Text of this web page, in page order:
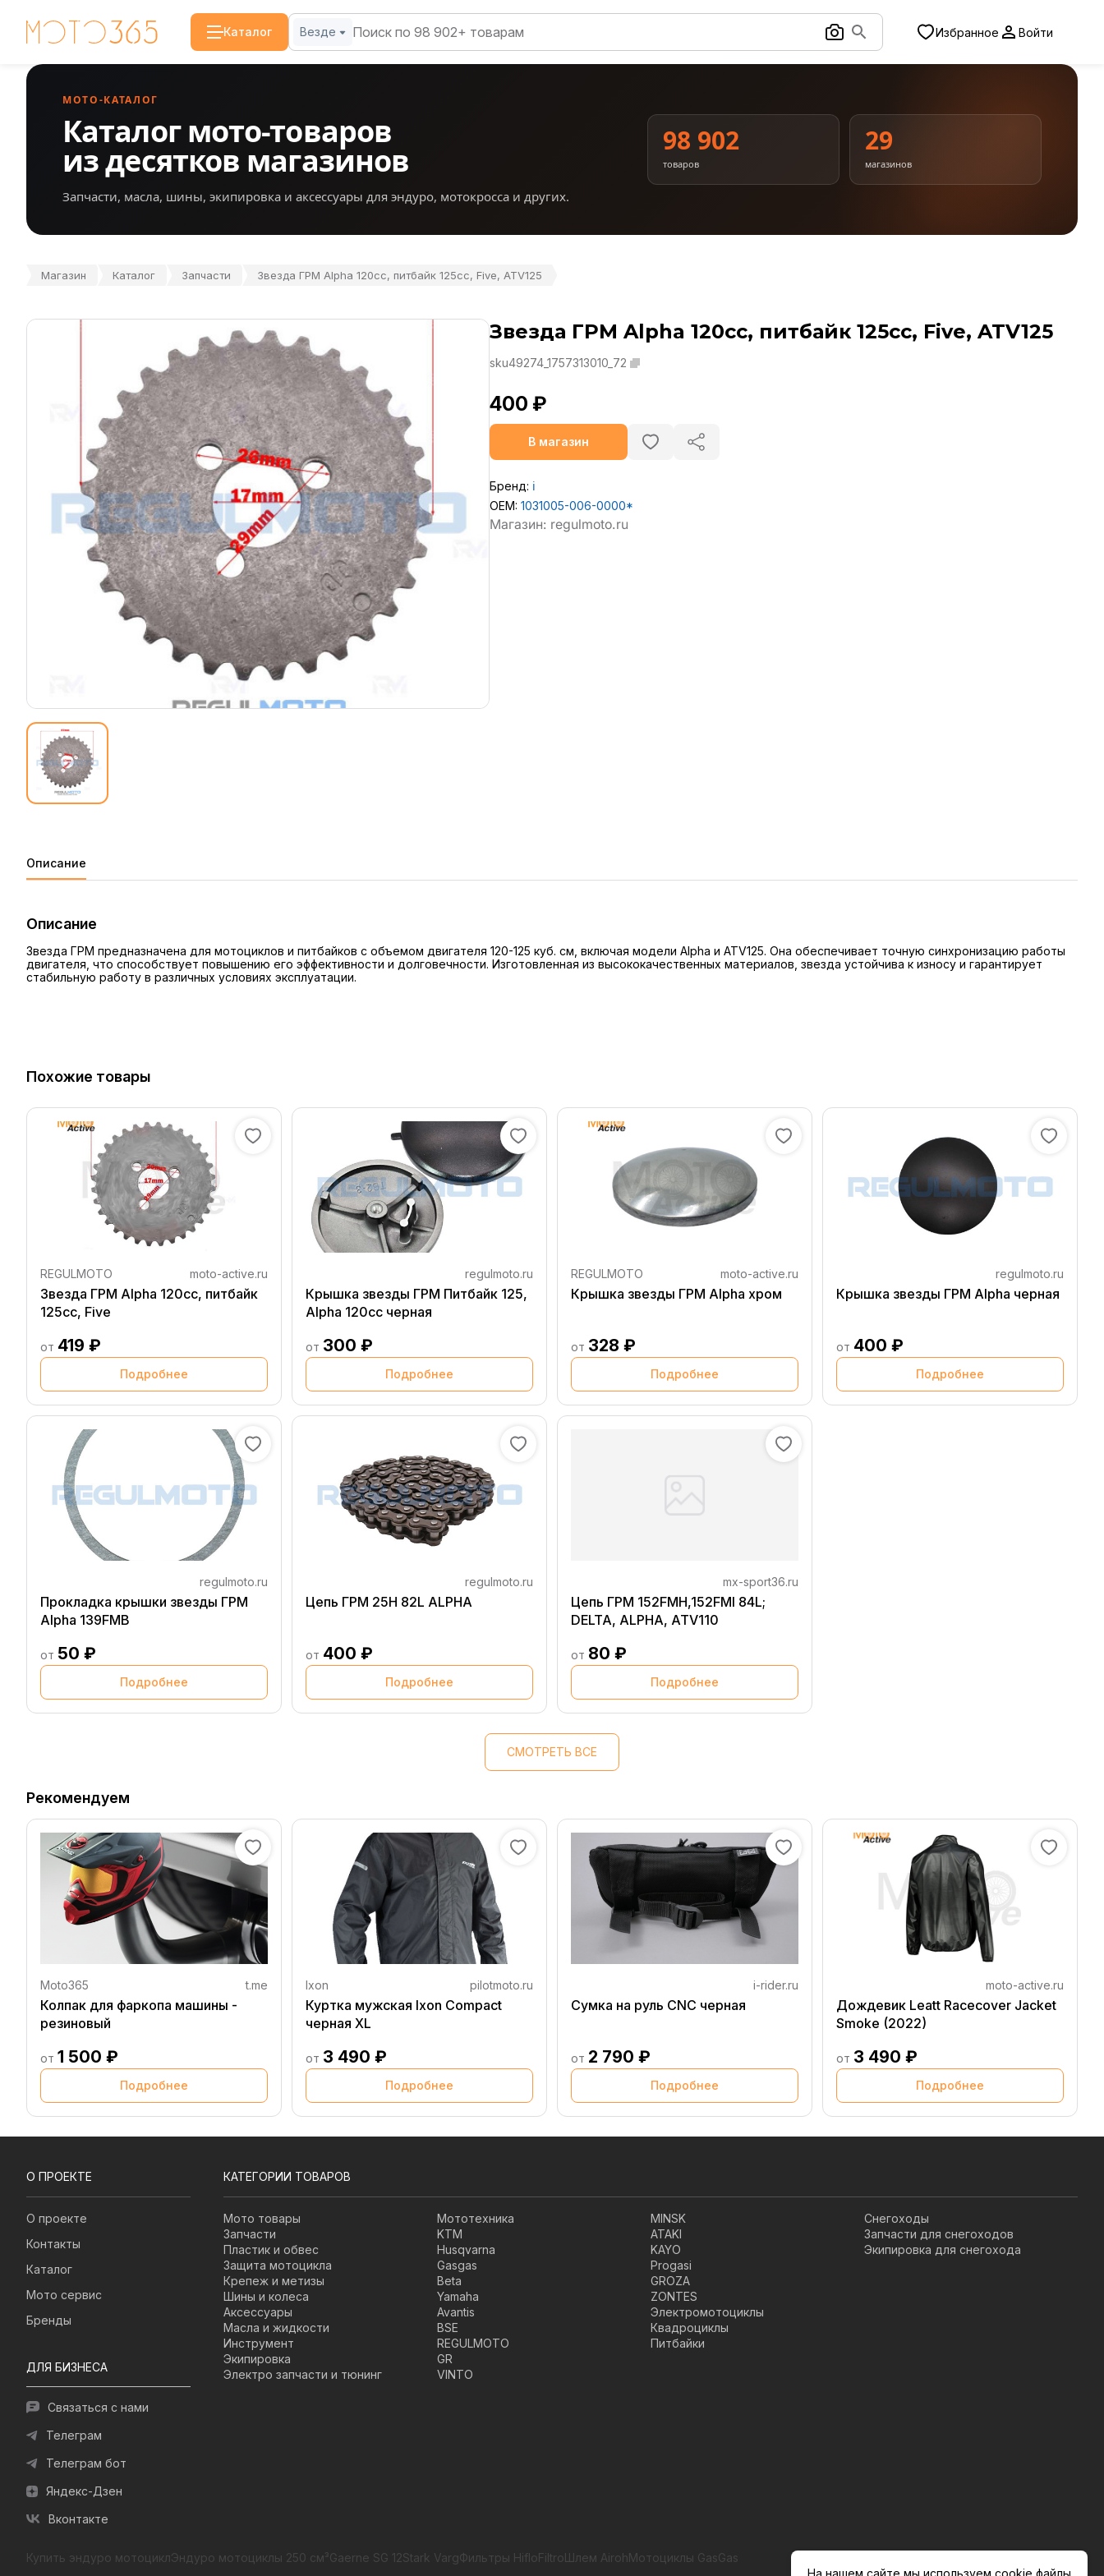
Каталог Везде Избранное Войти
МОТО-КАТАЛОГ
Каталог мото-товаров
из десятков магазинов
Запчасти, масла, шины, экипировка и аксессуары для эндуро, мотокросса и других.
98 902
товаров
29
магазинов
Магазин Каталог Запчасти Звезда ГРМ Alpha 120сс, питбайк 125сс, Five, ATV125
Звезда ГРМ Alpha 120сс, питбайк 125сс, Five, ATV125
sku49274_1757313010_72
400 ₽
В магазин
Бренд: ℹ️
OEM: 1031005-006-0000*
Описание
Описание
Звезда ГРМ предназначена для мотоциклов и питбайков с объемом двигателя 120-125 куб. см, включая модели Alpha и ATV125. Она обеспечивает точную синхронизацию работы
двигателя, что способствует повышению его эффективности и долговечности. Изготовленная из высококачественных материалов, звезда устойчива к износу и гарантирует
стабильную работу в различных условиях эксплуатации.
Похожие товары
REGULMOTO moto-active.ru
Звезда ГРМ Alpha 120сс, питбайк
125сс, Five
от 419 ₽
Подробнее
regulmoto.ru
Крышка звезды ГРМ Питбайк 125,
Alpha 120сс черная
от 300 ₽
Подробнее
REGULMOTO moto-active.ru
Крышка звезды ГРМ Alpha хром
от 328 ₽
Подробнее
regulmoto.ru
Крышка звезды ГРМ Alpha черная
от 400 ₽
Подробнее
regulmoto.ru
Прокладка крышки звезды ГРМ
Alpha 139FMB
от 50 ₽
Подробнее
regulmoto.ru
Цепь ГРМ 25H 82L ALPHA
от 400 ₽
Подробнее
mx-sport36.ru
Цепь ГРМ 152FMH,152FMI 84L;
DELTA, ALPHA, ATV110
от 80 ₽
Подробнее
СМОТРЕТЬ ВСЕ
Рекомендуем
Moto365 t.me
Колпак для фаркопа машины -
резиновый
от 1 500 ₽
Подробнее
Ixon pilotmoto.ru
Куртка мужская Ixon Compact
черная XL
от 3 490 ₽
Подробнее
i-rider.ru
Сумка на руль CNC черная
от 2 790 ₽
Подробнее
moto-active.ru
Дождевик Leatt Racecover Jacket
Smoke (2022)
от 3 490 ₽
Подробнее
О ПРОЕКТЕ
О проекте
Контакты
Каталог
Мото сервис
Бренды
ДЛЯ БИЗНЕСА
Связаться с нами
Телеграм
Телеграм бот
Яндекс-Дзен
Вконтакте
КАТЕГОРИИ ТОВАРОВ
Мото товары
Запчасти
Пластик и обвес
Защита мотоцикла
Крепеж и метизы
Шины и колеса
Аксессуары
Масла и жидкости
Инструмент
Экипировка
Электро запчасти и тюнинг
Мототехника
KTM
Husqvarna
Gasgas
Beta
Yamaha
Avantis
BSE
REGULMOTO
GR
VINTO
MINSK
ATAKI
KAYO
Progasi
GROZA
ZONTES
Электромотоциклы
Квадроциклы
Питбайки
Снегоходы
Запчасти для снегоходов
Экипировка для снегохода
Купить эндуро мотоциклЭндуро мотоциклы 250 см³Gaerne SG 12Stark VargФильтры HifloFiltroШлем AirohМотоциклы GasGas
На нашем сайте мы используем cookie файлы